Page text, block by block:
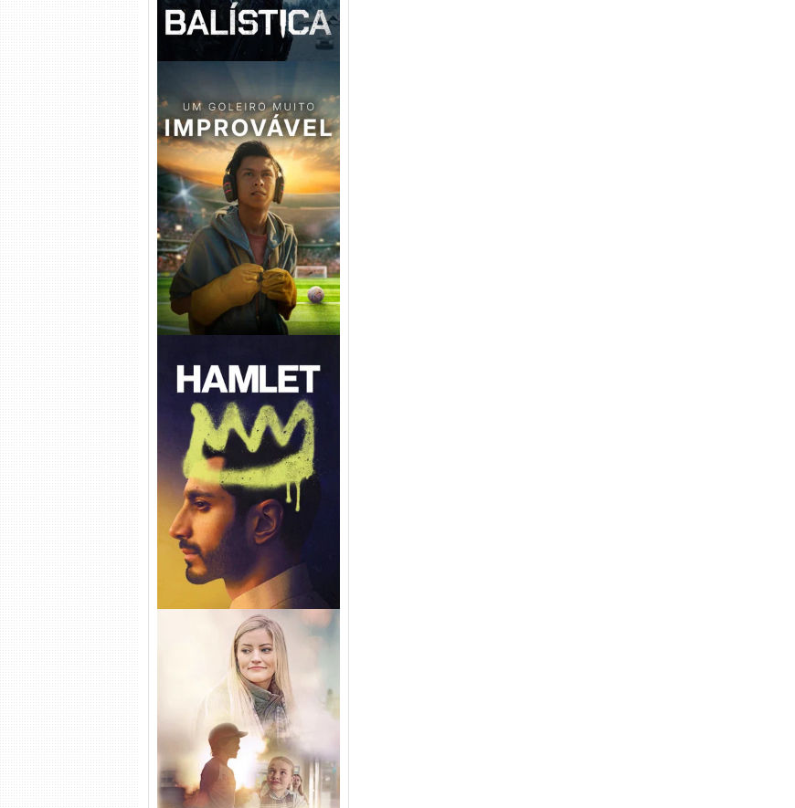
Um Goleiro Muito Improvável
Torrent (2026) WEB-DL 1080p
Dual Áudio
Hamlet Torrent (2026) WEB-
DL 1080p Dual Áudio
Uma Amizade para Recordar
Torrent (2025) WEB-DL 1080p
Dual Áudio